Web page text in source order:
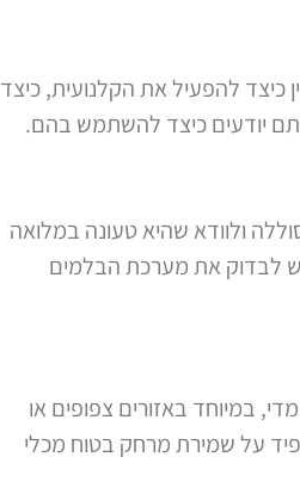
להפעיל את הקלנועית, כיצד
יודעים כיצד להשתמש בהם.
ולוודא שהיא טעונה במלואה
יש לבדוק את מערכת הבלמים
במיוחד באזורים צפופים או
על שמירת מרחק בטוח מכלי